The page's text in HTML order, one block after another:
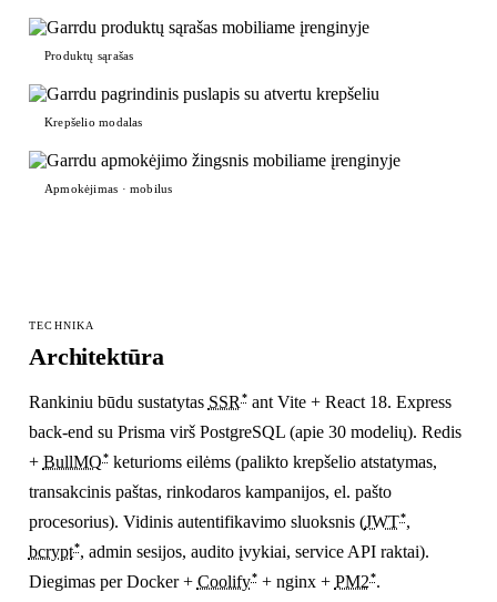
Produktų sąrašas
Krepšelio modalas
Apmokėjimas · mobilus
TECHNIKA
Architektūra
Rankiniu būdu sustatytas SSR *ant Vite + React 18. Express
back-end su Prisma virš PostgreSQL (apie 30 modelių). Redis
+ BullMQ*keturioms eilėms (palikto krepšelio atstatymas,
transakcinis paštas, rinkodaros kampanijos, el. pašto
procesorius). Vidinis autentifikavimo sluoksnis (JWT*,
bcrypt*, admin sesijos, audito įvykiai, service API raktai).
Diegimas per Docker + Coolify*+ nginx + PM2*.